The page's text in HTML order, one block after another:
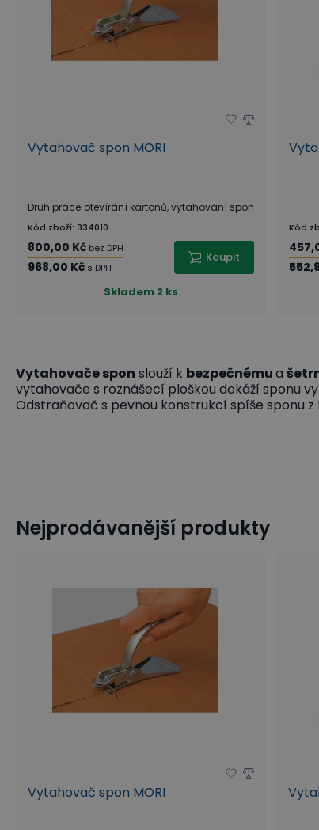
Vytahovač spon MORI
Druh práce:otevírání kartonů, vytahování spon
Kód zboží: 334010
800,00 Kč bez DPH
968,00 Kč s DPH
Koupit
Skladem 2 ks
Kód
Vytahovače spon slouží k bezpečnémua
vytahovače s roznášecí ploškou dokáží sponu
Odstraňovač s pevnou konstrukcí spíše sponu
Nejprodávanější produkty
Vytahovač spon MORI